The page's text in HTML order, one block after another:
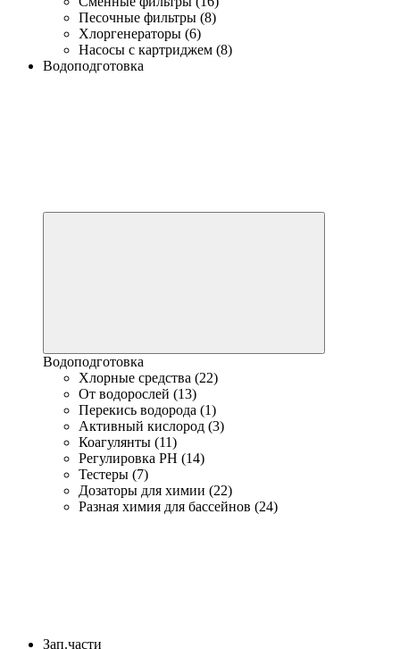
Песочные фильтры (8)
Хлоргенераторы (6)
Насосы с картриджем (8)
Водоподготовка
Водоподготовка
Хлорные средства (22)
От водорослей (13)
Перекись водорода (1)
Активный кислород (3)
Коагулянты (11)
Регулировка PH (14)
Тестеры (7)
Дозаторы для химии (22)
Разная химия для бассейнов (24)
Зап.части